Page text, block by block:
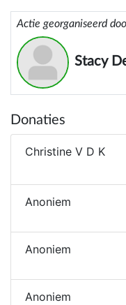
Actie georganiseerd
Stacy
Donaties
Christine V D K
Anoniem
Anoniem
Anoniem